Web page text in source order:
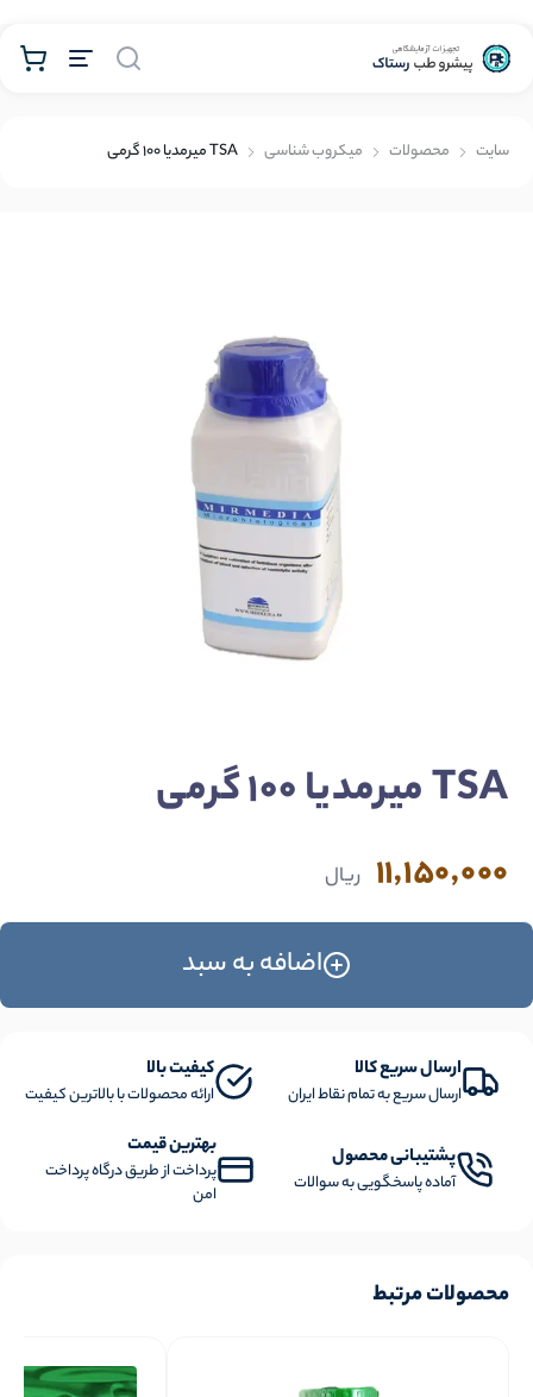
سايت محصولات میکروب شناسی TSA میرمدیا 100 گرمی
TSA میرمدیا 100 گرمی
11,150,000 ریال
اضافه به سبد
ارسال سریع کالا
ارسال سریع به تمام نقاط ایران
کیفیت بالا
ارائه محصولات با بالاترین کیفیت
پشتیبانی محصول
آماده پاسخگویی به سوالات
بهترین قیمت
پرداخت از طریق درگاه پرداخت
امن
محصولات مرتبط